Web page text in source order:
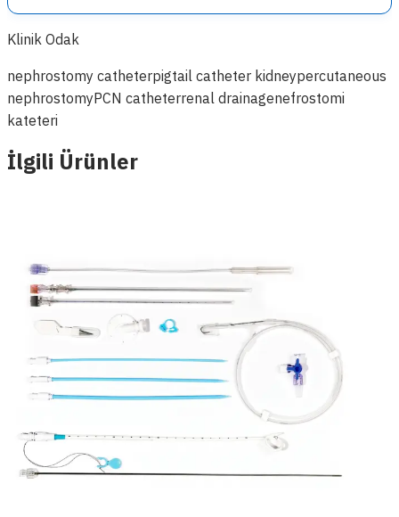
Klinik Odak
nephrostomy catheterpigtail catheter kidneypercutaneous
nephrostomyPCN catheterrenal drainagenefrostomi
kateteri
İlgili Ürünler